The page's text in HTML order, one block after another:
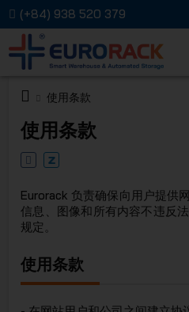
(+84) 938 520 379
使用条款
使用条款
Eurorack 负责确保向用户提供
信息、图像和所有内容不违反
规定。
使用条款